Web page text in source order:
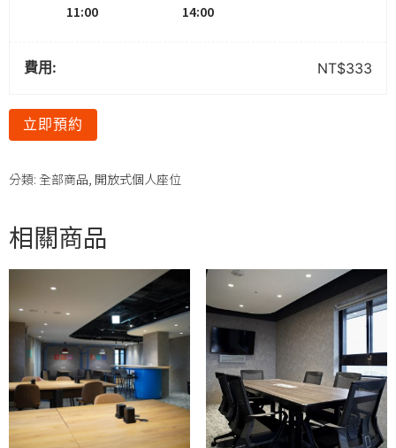
11:00
14:00
費用: NT$333
立即預約
分類: 全部商品 開放式個人座位
相關商品